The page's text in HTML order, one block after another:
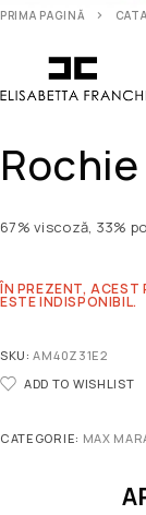
PRIMA PAGINĂ
Rochie
67% viscoză, 33%
ÎN PREZENT, ACEST
ESTE INDISPONIBIL.
SKU:AM40Z31E2
ADD TO WISHLIST
CATEGORIE: MAX